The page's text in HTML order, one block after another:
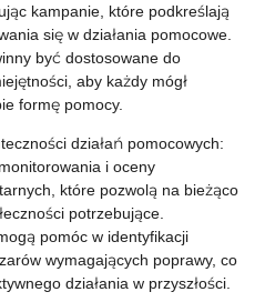
kampanie, które podkreślają
się w działania pomocowe.
być dostosowane do
aby każdy mógł
formę pomocy.
działań pomocowych:
i oceny
które pozwolą na bieżąco
potrzebujące.
pomóc w identyfikacji
wymagających poprawy, co
działania w przyszłości.